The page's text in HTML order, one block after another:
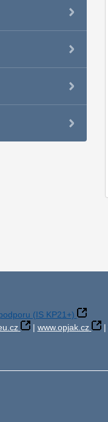
(IS KP21+)
| www.opjak.cz |